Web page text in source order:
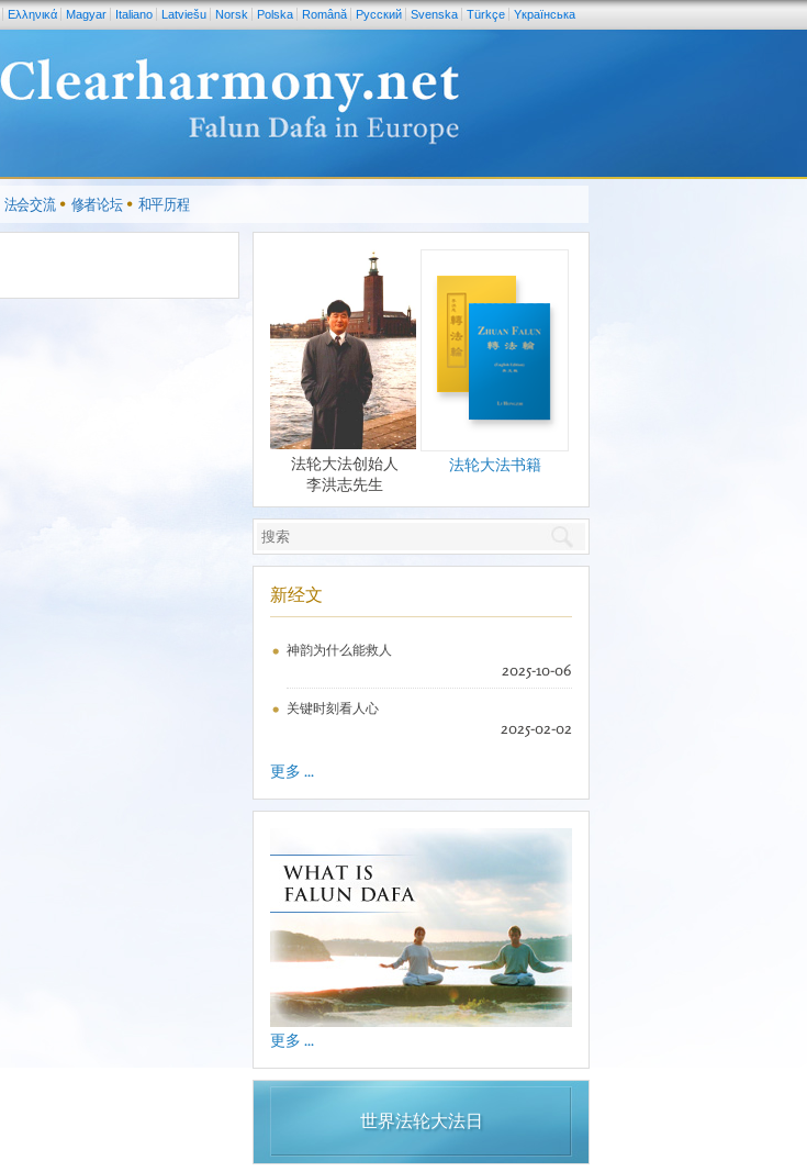
Ελληνικά Magyar Italiano Latviešu Norsk Polska Română Pусский Svenska Türkçe Yкраїнська
法会交流 修者论坛 和平历程
法轮大法创始人
李洪志先生
法轮大法书籍
新经文
神韵为什么能救人
2025-10-06
关键时刻看人心
2025-02-02
更多 ...
更多 ...
世界法轮大法日